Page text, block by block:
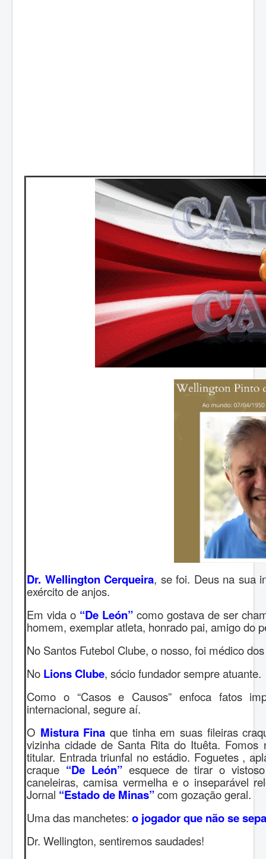
Dr. Wellington Cerqueira, se foi. Deus na sua
exército de anjos.
Em vida o “De León” como gostava de ser
homem, exemplar atleta, honrado pai, amigo do
No Santos Futebol Clube, o nosso, foi médico
No Lions Clube, sócio fundador sempre atuante.
Como o “Casos e Causos” enfoca fatos
internacional, segure aí.
O Mistura Fina que tinha em suas fileiras
vizinha cidade de Santa Rita do Ituêta.
titular. Entrada triunfal no estádio. Foguetes ,
craque “De León”esquece de tirar o
caneleiras, camisa vermelha e o inseparável
Jornal “Estado de Minas”com gozação geral.
Uma das manchetes: o jogador que não se
Dr. Wellington, sentiremos saudades!